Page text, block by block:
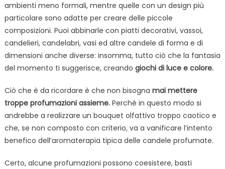
ambienti meno formali, mentre quelle con un design più
particolare sono adatte per creare delle piccole
composizioni. Puoi abbinarle con piatti decorativi, vassoi,
candelieri, candelabri, vasi ed altre candele di forma e di
dimensioni anche diverse: insomma, tutto ciò che la fantasia
del momento ti suggerisce, creando giochi di luce e colore.
Ciò che è da ricordare è che non bisogna mai mettere
troppe profumazioni assieme. Perché in questo modo si
andrebbe a realizzare un bouquet olfattivo troppo caotico e
che, se non composto con criterio, va a vanificare l’intento
benefico dell’aromaterapia tipica delle candele profumate.
Certo, alcune profumazioni possono coesistere, basti